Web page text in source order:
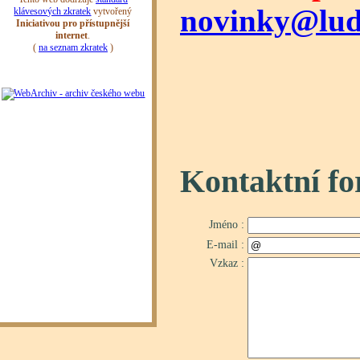
Kontaktní
Jméno :
E-mail :
Vzkaz :